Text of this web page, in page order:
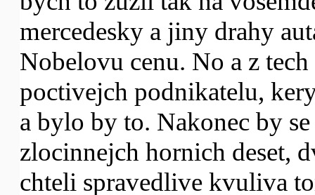
mercedesky a jiny drahy
Nobelovu cenu. No a z
poctivejch podnikatelu,
a bylo by to. Nakonec by
zlocinnejch hornich deset,
chteli spravedlive kvuliva